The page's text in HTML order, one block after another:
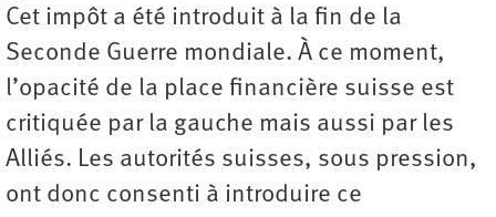
Cet impôt a été introduit à la fin de la
Seconde Guerre mondiale. À ce moment,
l’opacité de la place financière suisse est
critiquée par la gauche mais aussi par les
Alliés. Les autorités suisses, sous pression,
ont donc consenti à introduire ce